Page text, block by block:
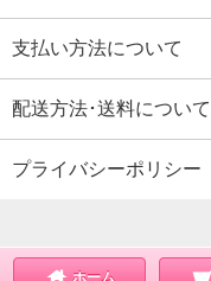
支払い方法について
配送方法･送料について
プライバシーポリシー